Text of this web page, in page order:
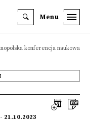
Menu
konferencja naukowa
21.10.2023